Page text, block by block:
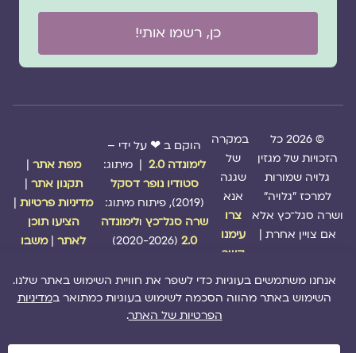
כן, רשמו אותי!
© 2026 כל
הזכויות של מגזין
גלויה שמורות
למרכז "גלויה"
ושרה סגל־כץ אלא
אם צויין אחרת |
במקרה
של
שגגה
אנא
צרו
עימנו
קשר
הוקם ב ❤ על ידי –
לימונדה 2.0
| מיתוג:
סטודיו נופר דסקל
שרה סגל־כץולימונדה
2.0
(2020-2026)
מפת אתר|
תקנון אתר|
מדיניות פרטיות|
הציעו תוכן
לאתר| משבו